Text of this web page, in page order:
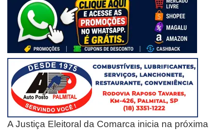
A Justiça Eleitoral da Comarca inicia na próxima